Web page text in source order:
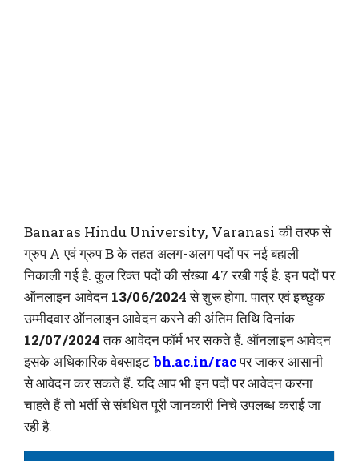
Banaras Hindu University, Varanasi की तरफ से
ग्रुप A एवं ग्रुप B के तहत अलग-अलग पदों पर नई बहाली
निकाली गई है. कुल रिक्त पदों की संख्या 47 रखी गई है. इन पदों पर
ऑनलाइन आवेदन 13/06/2024से शुरू होगा. पात्र एवं इच्छुक
उम्मीदवार ऑनलाइन आवेदन करने की अंतिम तिथि दिनांक
12/07/2024तक आवेदन फॉर्म भर सकते हैं. ऑनलाइन आवेदन
इसके अधिकारिक वेबसाइटbh.ac.in/racपर जाकर आसानी
से आवेदन कर सकते हैं. यदि आप भी इन पदों पर आवेदन करना
चाहते हैं तो भर्ती से संबधित पूरी जानकारी निचे उपलब्ध कराई जा
रही है.